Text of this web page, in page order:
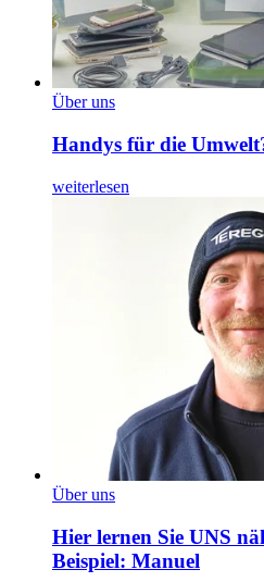
Über uns
Handys für die
weiterlesen
Über uns
Hier lernen Sie UNS
Beispiel: Manuel